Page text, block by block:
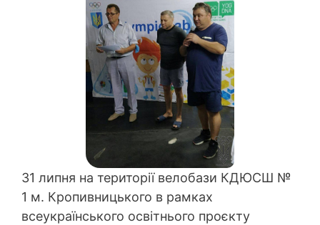
31 липня на території велобази КДЮСШ №
1 м. Кропивницького в рамках
всеукраїнського освітнього проєкту